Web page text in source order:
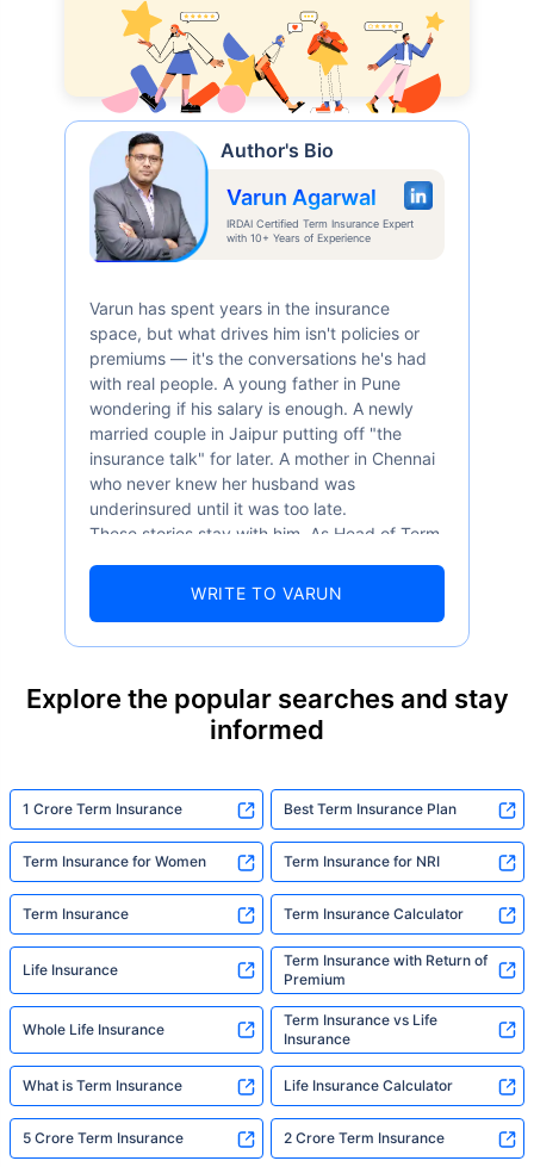
Author's Bio
Varun Agarwal
IRDAI Certified Term Insurance Expert
with 10+ Years of Experience
Varun has spent years in the insurance
space, but what drives him isn't policies or
premiums — it's the conversations he's had
with real people. A young father in Pune
wondering if his salary is enough. A newly
married couple in Jaipur putting off "the
insurance talk" for later. A mother in Chennai
who never knew her husband was
underinsured until it was too late.
These stories stay with him. As Head of Term
numbers well — 52.4% of Indians are aware
statistic, he sees a family that just needed
someone to sit with them, explain it simply,
built to do. In his words, "Most people aren't
avoiding protection — they're just waiting for
someone to make it easy. That's what we're
here for."
WRITE TO VARUN
Explore the popular searches and stay
informed
1 Crore Term Insurance Best Term Insurance Plan
Term Insurance for Women Term Insurance for NRI
Term Insurance Term Insurance Calculator
Life Insurance
Term Insurance with Return of
Premium
Whole Life Insurance
Term Insurance vs Life
Insurance
What is Term Insurance Life Insurance Calculator
5 Crore Term Insurance 2 Crore Term Insurance